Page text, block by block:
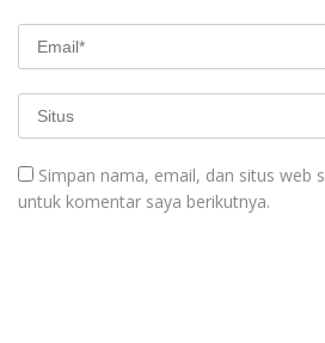
Simpan nama, email, dan situs web
untuk komentar saya berikutnya.